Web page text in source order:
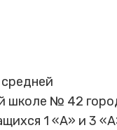
школе № 42
1 «А» и 3